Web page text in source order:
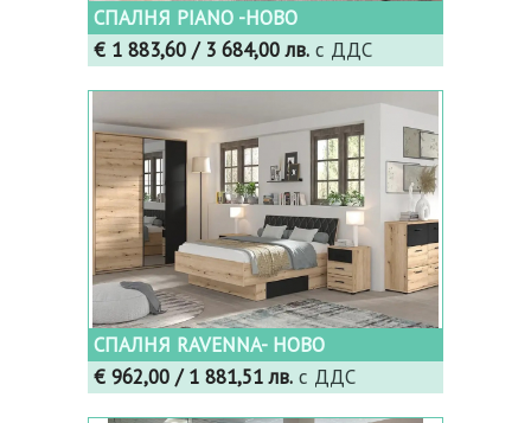
СПАЛНЯ PIANO -НОВО
€ 1 883,60 / 3 684,00 лв. с ДДС
СПАЛНЯ RAVENNA- НОВО
€ 962,00 / 1 881,51 лв. с ДДС